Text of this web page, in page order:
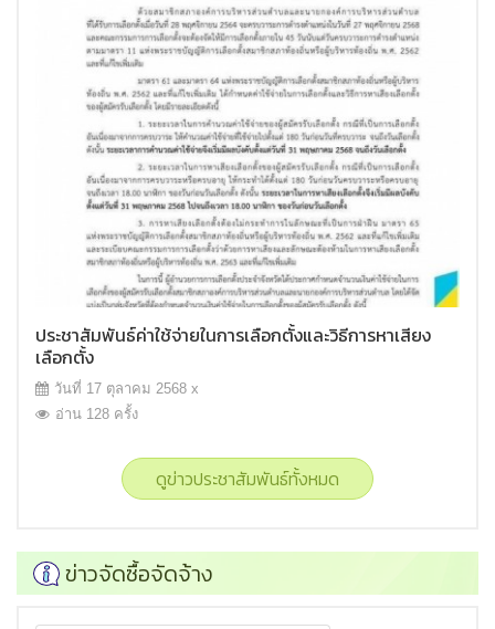
ประชาสัมพันธ์ค่าใช้จ่ายในการเลือกตั้งและวิธีการหาเสียง
เลือกตั้ง
วันที่ 17 ตุลาคม 2568 x
อ่าน 128 ครั้ง
ดูข่าวประชาสัมพันธ์ทั้งหมด
ข่าวจัดซื้อจัดจ้าง